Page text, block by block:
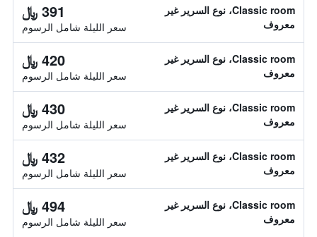
Classic room، نوع السرير غير
معروف
391 ﷼
سعر الليلة شامل الرسوم
Classic room، نوع السرير غير
معروف
420 ﷼
سعر الليلة شامل الرسوم
Classic room، نوع السرير غير
معروف
430 ﷼
سعر الليلة شامل الرسوم
Classic room، نوع السرير غير
معروف
432 ﷼
سعر الليلة شامل الرسوم
Classic room، نوع السرير غير
معروف
494 ﷼
سعر الليلة شامل الرسوم